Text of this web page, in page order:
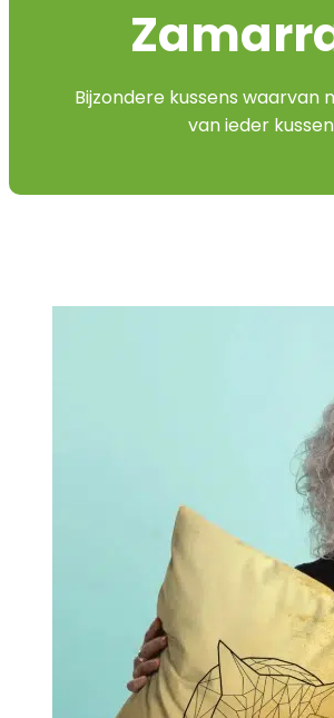
Bijzondere kussens waarvan
van ieder